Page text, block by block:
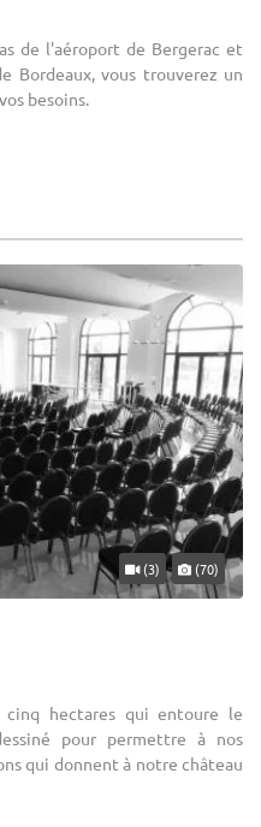
de l'aéroport de Bergerac et
Bordeaux, vous trouverez un
besoins.
(3) (70)
hectares qui entoure le
pour permettre à nos
qui donnent à notre château